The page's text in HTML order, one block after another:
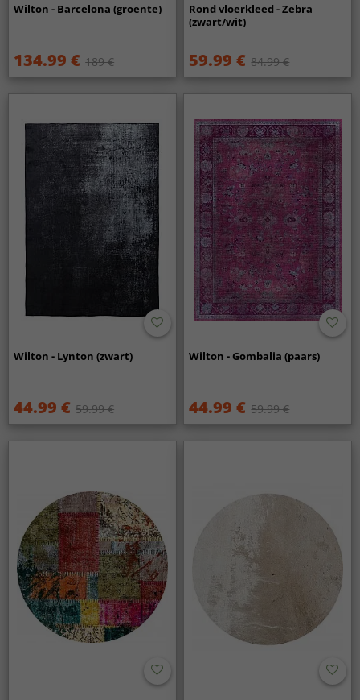
Wilton - Barcelona (groente)
134.99 € 189 €
Rond vloerkleed - Zebra
(zwart/wit)
59.99 € 84.99 €
Wilton - Lynton (zwart)
44.99 € 59.99 €
Wilton - Gombalia (paars)
44.99 € 59.99 €